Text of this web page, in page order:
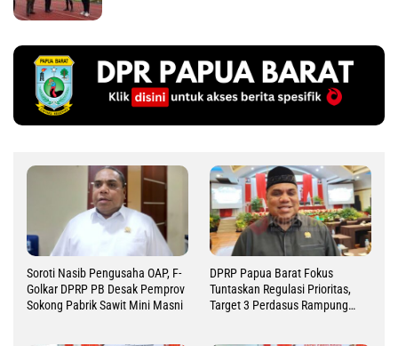
Soroti Nasib Pengusaha OAP, F-
Golkar DPRP PB Desak Pemprov
Sokong Pabrik Sawit Mini Masni
DPRP Papua Barat Fokus
Tuntaskan Regulasi Prioritas,
Target 3 Perdasus Rampung